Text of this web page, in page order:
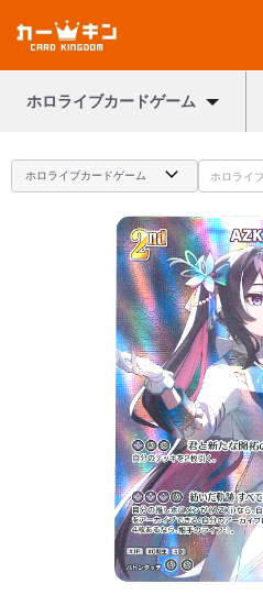
ホロライブカードゲーム